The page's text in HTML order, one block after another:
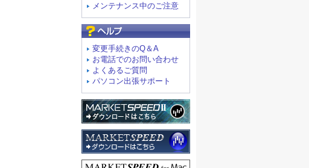
メンテナンス中のご注意
変更手続きのQ＆A
お電話でのお問い合わせ
よくあるご質問
パソコン出張サポート